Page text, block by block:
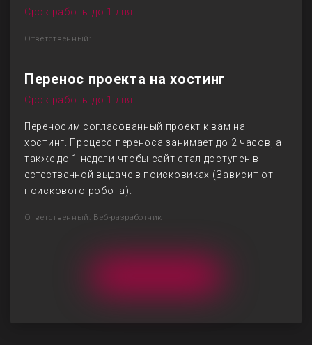
Срок работы до 1 дня
Ответственный:
Перенос проекта на хостинг
Срок работы до 1 дня
Переносим согласованный проект к вам на
хостинг. Процесс переноса занимает до 2 часов, а
также до 1 недели чтобы сайт стал доступен в
естественной выдаче в поисковиках (Зависит от
поискового робота).
Ответственный: Веб-разработчик